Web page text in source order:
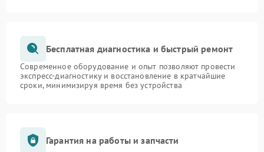
Бесплатная диагностика и быстрый ремонт
Современное оборудование и опыт позволяют провести
экспресс-диагностику и восстановление в кратчайшие
сроки, минимизируя время без устройства
Гарантия на работы и запчасти